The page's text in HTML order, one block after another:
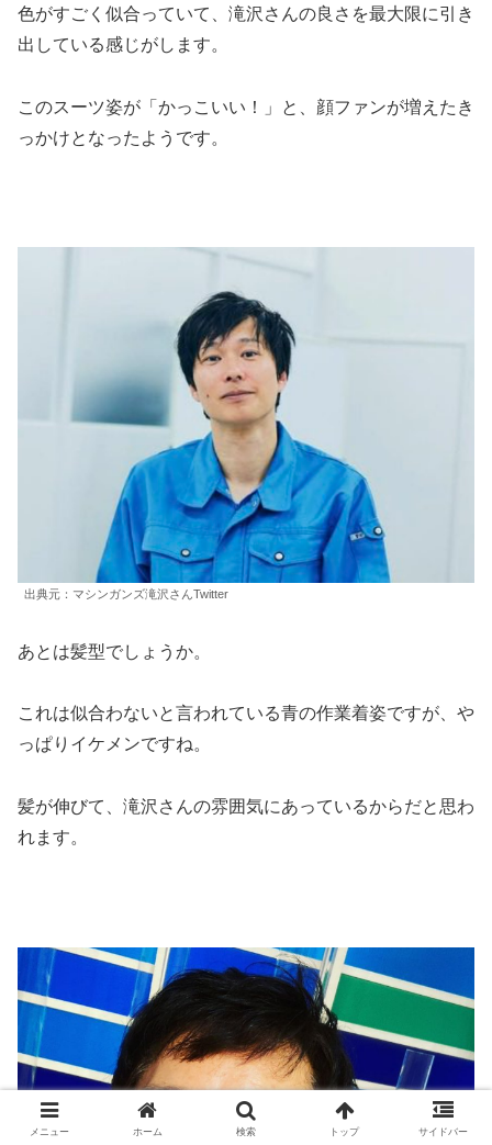
色がすごく似合っていて、滝沢さんの良さを最大限に引き
出している感じがします。
このスーツ姿が「かっこいい！」と、顔ファンが増えたき
っかけとなったようです。
出典元：マシンガンズ滝沢さんTwitter
あとは髪型でしょうか。
これは似合わないと言われている青の作業着姿ですが、や
っぱりイケメンですね。
髪が伸びて、滝沢さんの雰囲気にあっているからだと思わ
れます。
メニュー ホーム 検索 トップ サイドバー